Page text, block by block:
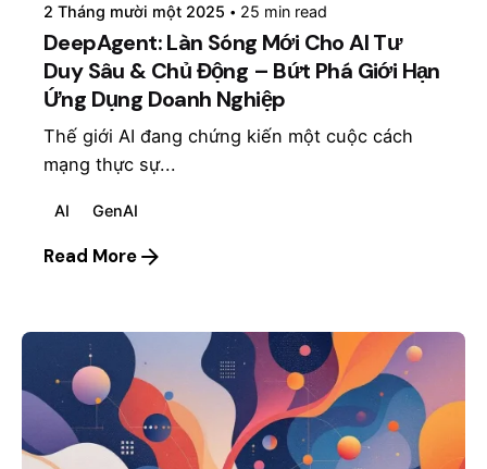
2 Tháng mười một 2025 25 min read
DeepAgent: Làn Sóng Mới Cho AI Tư
Duy Sâu & Chủ Động – Bứt Phá Giới Hạn
Ứng Dụng Doanh Nghiệp
Thế giới AI đang chứng kiến một cuộc cách
mạng thực sự...
AI GenAI
Read More